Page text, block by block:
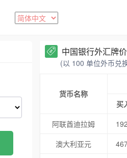
中国银行外汇牌价
(以 100 单位外币兑
货币名称
买
阿联酋迪拉姆
澳大利亚元